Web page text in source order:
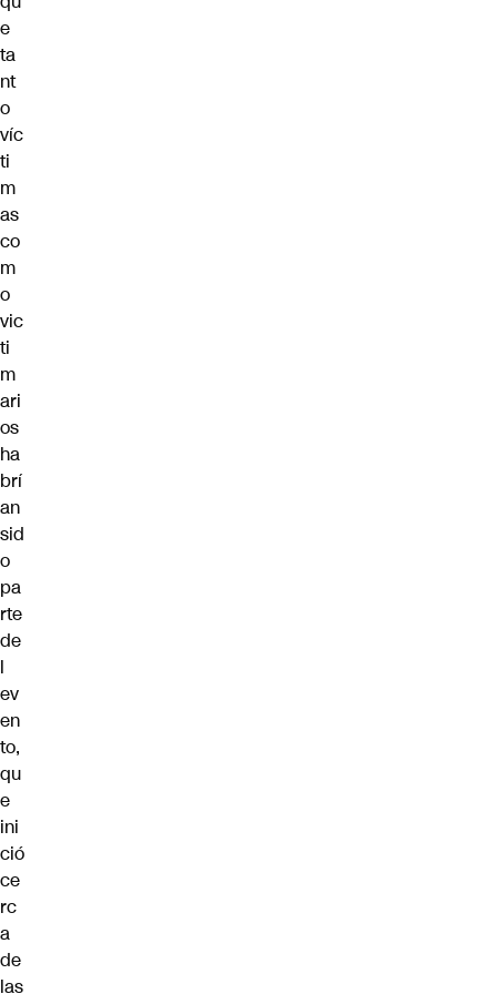
e
ta
nt
o
víc
ti
m
as
co
m
o
vic
ti
m
ari
os
ha
brí
an
sid
o
pa
rte
de
l
ev
en
to,
qu
e
ini
ció
ce
rc
a
de
las